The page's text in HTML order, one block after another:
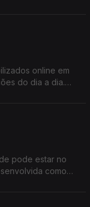
online em
do dia a dia.
pode estar no
como